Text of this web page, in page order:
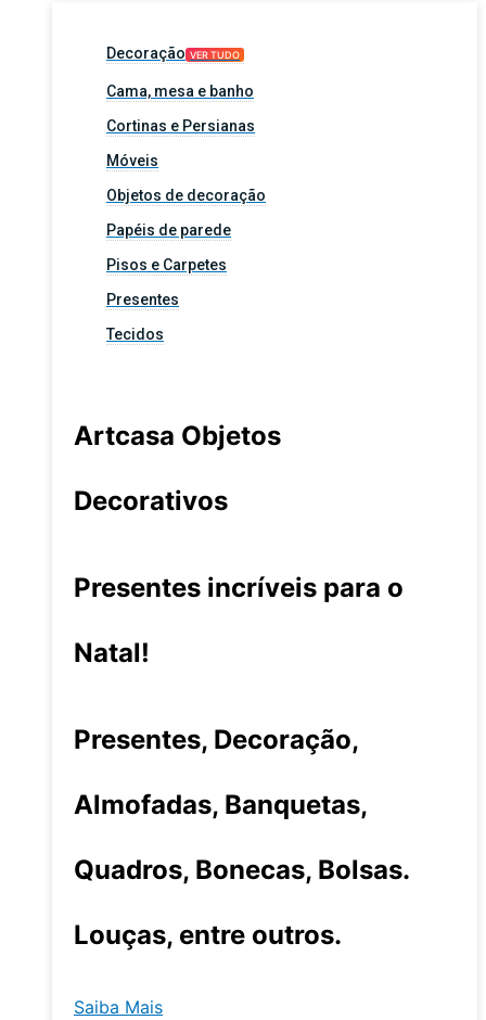
Decoração VER TUDO
Cama, mesa e banho
Cortinas e Persianas
Móveis
Objetos de decoração
Papéis de parede
Pisos e Carpetes
Presentes
Tecidos
Artcasa Objetos
Decorativos
Presentes incríveis para o
Natal!
Presentes, Decoração,
Almofadas, Banquetas,
Quadros, Bonecas, Bolsas.
Louças, entre outros.
Saiba Mais